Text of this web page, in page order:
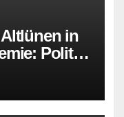
in
Politik